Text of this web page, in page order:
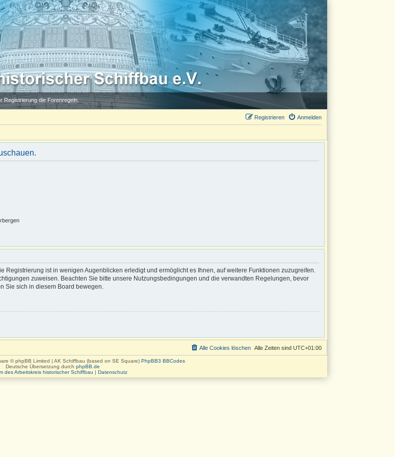
Registrierung die Forenregeln.
Anmelden
Registrieren
ist in wenigen Augenblicken erledigt und ermöglicht es Ihnen, auf weitere Funktionen zuzugreifen.
zuweisen. Beachten Sie bitte unsere Nutzungsbedingungen und die verwandten Regelungen, bevor
Sie sich in diesem Board bewegen.
Alle Zeiten sind UTC+01:00
Alle Cookies löschen
© phpBB Limited | AK Schiffbau (based on SE Square) PhpBB3 BBCodes
Deutsche Übersetzung durch phpBB.de
des Arbeitskreis historischer Schiffbau | Datenschutz